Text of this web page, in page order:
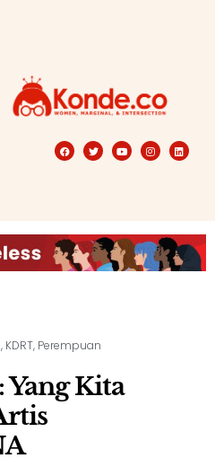
, KDRT, Perempuan
Yang Kita